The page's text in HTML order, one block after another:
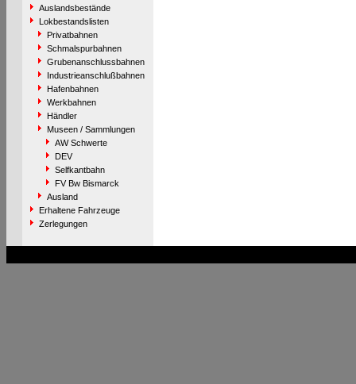
Auslandsbestände
Lokbestandslisten
Privatbahnen
Schmalspurbahnen
Grubenanschlussbahnen
Industrieanschlußbahnen
Hafenbahnen
Werkbahnen
Händler
Museen / Sammlungen
AW Schwerte
DEV
Selfkantbahn
FV Bw Bismarck
Ausland
Erhaltene Fahrzeuge
Zerlegungen